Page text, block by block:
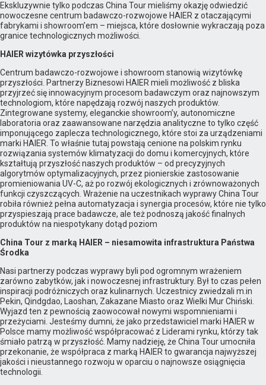
Ekskluzywnie tylko podczas China Tour mieliśmy okazję odwiedzić
nowoczesne centrum badawczo-rozwojowe HAIER z otaczającymi
fabrykami i showroom’em – miejsca, które dosłownie wykraczają poza
granice technologicznych możliwości.
HAIER wizytówka przyszłości
Centrum badawczo-rozwojowe i showroom stanowią wizytówkę
przyszłości. Partnerzy Biznesowi HAIER mieli możliwość z bliska
przyjrzeć się innowacyjnym procesom badawczym oraz najnowszym
technologiom, które napędzają rozwój naszych produktów.
Zintegrowane systemy, eleganckie showroom’y, autonomiczne
laboratoria oraz zaawansowane narzędzia analityczne to tylko część
imponującego zaplecza technologicznego, które stoi za urządzeniami
marki HAIER. To właśnie tutaj powstają cenione na polskim rynku
rozwiązania systemów klimatyzacji do domu i komercyjnych, które
kształtują przyszłość naszych produktów – od precyzyjnych
algorytmów optymalizacyjnych, przez pionierskie zastosowanie
promieniowania UV-C, aż po rozwój ekologicznych i zrównoważonych
funkcji czyszczących. Wrażenie na uczestnikach wyprawy China Tour
robiła również pełna automatyzacja i synergia procesów, które nie tylko
przyspieszają prace badawcze, ale też podnoszą jakość finalnych
produktów na niespotykany dotąd poziom
China Tour z marką HAIER – niesamowita infrastruktura Państwa
Środka
Nasi partnerzy podczas wyprawy byli pod ogromnym wrażeniem
zarówno zabytków, jak i nowoczesnej infrastruktury. Był to czas pełen
inspiracji podróżniczych oraz kulinarnych. Uczestnicy zwiedzali m.in
Pekin, Qindgdao, Laoshan, Zakazane Miasto oraz Wielki Mur Chiński.
Wyjazd ten z pewnością zaowocował nowymi wspomnieniami i
przeżyciami. Jesteśmy dumni, że jako przedstawiciel marki HAIER w
Polsce mamy możliwość współpracować z Liderami rynku, którzy tak
śmiało patrzą w przyszłość. Mamy nadzieję, że China Tour umocniła
przekonanie, że współpraca z marką HAIER to gwarancja najwyższej
jakości i nieustannego rozwoju w oparciu o najnowsze osiągnięcia
technologii.